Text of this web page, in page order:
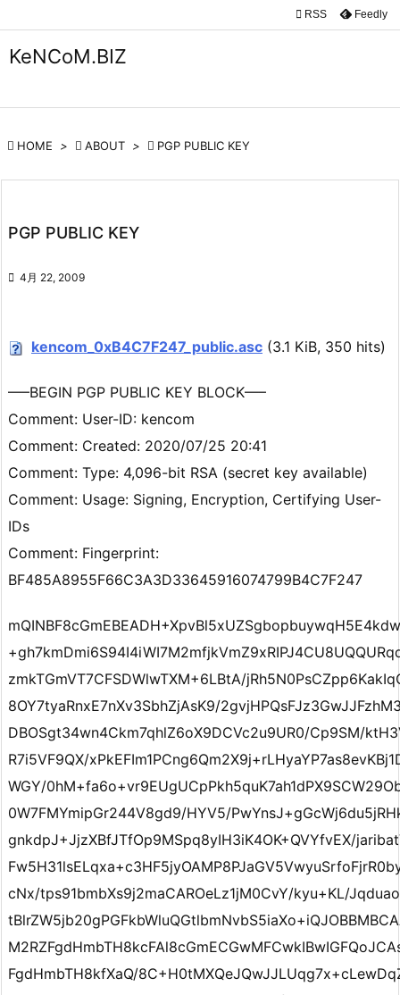
KeNCoM.BIZ

 RSS Feedly
 HOME >  ABOUT >  PGP PUBLIC KEY
PGP PUBLIC KEY
 4月 22, 2009
kencom_0xB4C7F247_public.asc (3.1 KiB, 350 hits)
—–BEGIN PGP PUBLIC KEY BLOCK—–
Comment: User-ID: kencom
Comment: Created: 2020/07/25 20:41
Comment: Type: 4,096-bit RSA (secret key available)
Comment: Usage: Signing, Encryption, Certifying User-
IDs
Comment: Fingerprint:
BF485A8955F66C3A3D33645916074799B4C7F247
zmkTGmVT7CFSDWlwTXM+6LBtA/
8OY7tyaRnxE7nXv3SbhZjAsK9/
DBOSgt34wn4Ckm7qhlZ6oX9DCVc2u9UR0/Cp9SM/
R7i5VF9QX/
WGY/
0W7FMYmipGr244V8gd9/HYV5/
gnkdpJ+JjzXBfJTfOp9MSpq8yIH3iK4OK+QVYfvEX/
cNx/tps91bmbXs9j2maCAROeLz1jM0CvY/kyu+KL/
FgdHmbTH8kfXaQ/